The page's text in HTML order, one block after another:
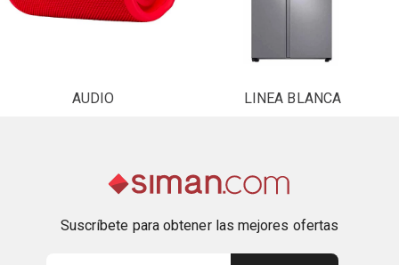
AUDIO LINEA BLANCA
Suscríbete para obtener las mejores ofertas